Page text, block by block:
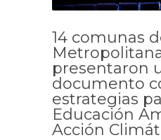
14 comunas
presentaron
documento
estrategias
Educación
Acción